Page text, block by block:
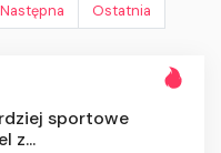
Następna Ostatnia
sportowe
z...